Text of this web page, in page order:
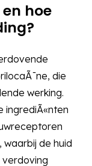
hoe
die
werking.
ingrediÃ«nten
waarbij de huid